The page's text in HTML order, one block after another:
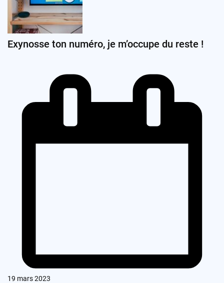
Exynosse ton numéro, je m’occupe du reste !
19 mars 2023